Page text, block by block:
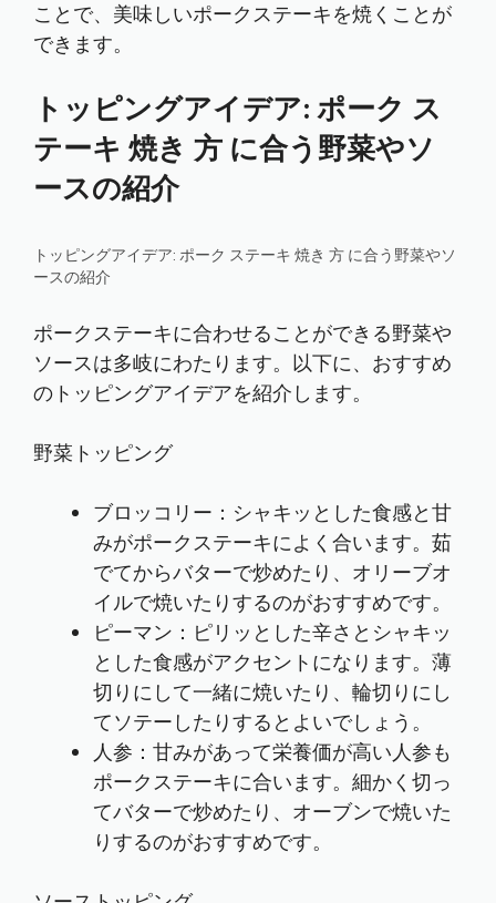
ことで、美味しいポークステーキを焼くことが
できます。
トッピングアイデア: ポーク ス
テーキ 焼き 方 に合う野菜やソ
ースの紹介
トッピングアイデア: ポーク ステーキ 焼き 方 に合う野菜やソ
ースの紹介
ポークステーキに合わせることができる野菜や
ソースは多岐にわたります。以下に、おすすめ
のトッピングアイデアを紹介します。
野菜トッピング
ブロッコリー：シャキッとした食感と甘
みがポークステーキによく合います。茹
でてからバターで炒めたり、オリーブオ
イルで焼いたりするのがおすすめです。
ピーマン：ピリッとした辛さとシャキッ
とした食感がアクセントになります。薄
切りにして一緒に焼いたり、輪切りにし
てソテーしたりするとよいでしょう。
人参：甘みがあって栄養価が高い人参も
ポークステーキに合います。細かく切っ
てバターで炒めたり、オーブンで焼いた
りするのがおすすめです。